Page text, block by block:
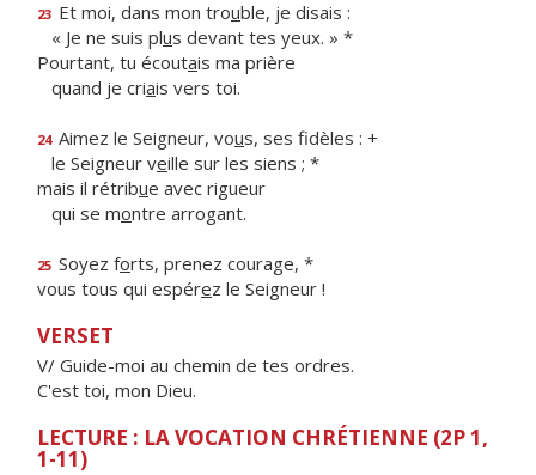
23 Et moi, dans mon trouble, je disais :
« Je ne suis plus devant tes yeux. » *
Pourtant, tu écoutais ma prière
quand je criais vers toi.
24 Aimez le Seigneur, vous, ses fidèles : +
le Seigneur veille sur les siens ; *
mais il rétribue avec rigueur
qui se montre arrogant.
25 Soyez forts, prenez courage, *
vous tous qui espérez le Seigneur !
VERSET
V/ Guide-moi au chemin de tes ordres.
C'est toi, mon Dieu.
LECTURE : LA VOCATION CHRÉTIENNE (2P 1,
1-11)